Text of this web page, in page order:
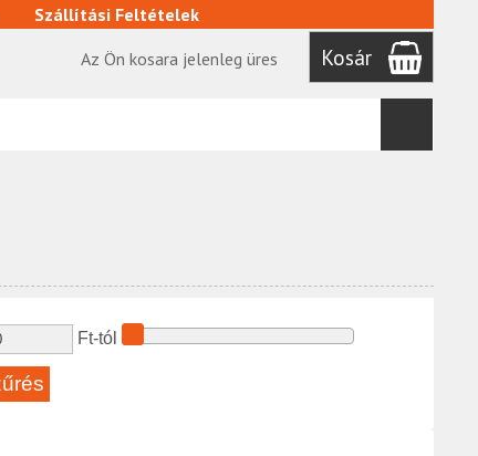
Szállítási Feltételek
Az Ön kosara jelenleg üres
Kosár
Ft-tól